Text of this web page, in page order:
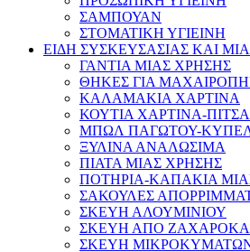
ΣΑΜΠΟΥΑΝ
ΣΤΟΜΑΤΙΚΗ ΥΓΙΕΙΝΗ
ΕΙΔΗ ΣΥΣΚΕΥΣΑΣΙΑΣ ΚΑΙ
ΓΑΝΤΙΑ ΜΙΑΣ ΧΡΗΣΗΣ
ΘΗΚΕΣ ΓΙΑ
ΚΑΛΑΜΑΚΙΑ ΧΑΡΤΙΝΑ
ΚΟΥΤΙΑ ΧΑΡΤΙΝΑ-
ΜΠΩΛ ΠΑΓΩΤΟΥ-
ΞΥΛΙΝΑ ΑΝΑΛΩΣΙΜΑ
ΠΙΑΤΑ ΜΙΑΣ ΧΡΗΣΗΣ
ΠΟΤΗΡΙΑ-ΚΑΠΑΚΙΑ
ΣΑΚΟΥΛΕΣ
ΣΚΕΥΗ ΑΛΟΥΜΙΝΙΟΥ
ΣΚΕΥΗ ΑΠΟ
ΣΚΕΥΗ